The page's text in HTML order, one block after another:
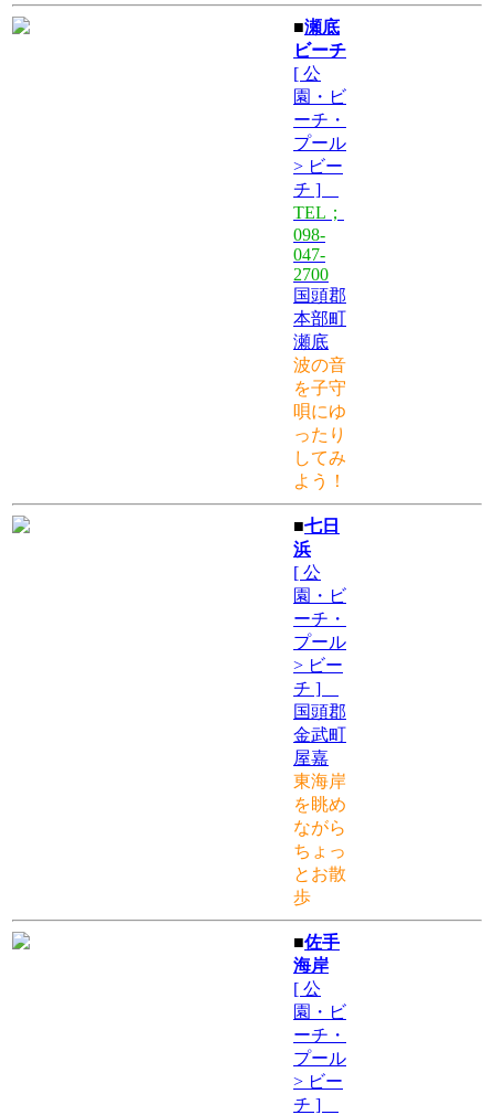
■瀬底
ビーチ
[ 公
園・ビ
ーチ・
プール
> ビー
チ ]
TEL；
098-
047-
2700
国頭郡
本部町
瀬底
波の音
を子守
唄にゆ
ったり
してみ
よう！
■七日
浜
[ 公
園・ビ
ーチ・
プール
> ビー
チ ]
国頭郡
金武町
屋嘉
東海岸
を眺め
ながら
ちょっ
とお散
歩
■佐手
海岸
[ 公
園・ビ
ーチ・
プール
> ビー
チ ]